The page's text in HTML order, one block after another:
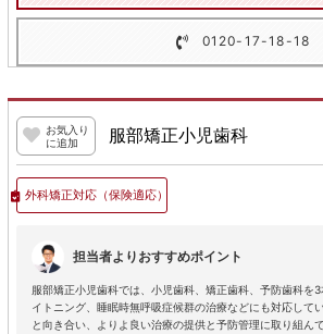
0120-17-18-18
お気入り
に追加
服部矯正小児歯科
外科矯正対応（保険適応）
担当者よりおすすめポイント
服部矯正小児歯科では、小児歯科、矯正歯科、予防歯科を
イトニング、睡眠時無呼吸症候群の治療などにも対応して
と向き合い、よりよ良い治療の提供と予防管理に取り組ん